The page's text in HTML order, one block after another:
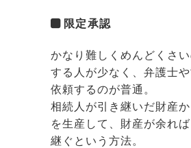
限定承認
かなり難しくめんどくさ
する人が少なく、弁護士
依頼するのが普通。
相続人が引き継いだ財産
を生産して、財産が余れ
継ぐという方法。